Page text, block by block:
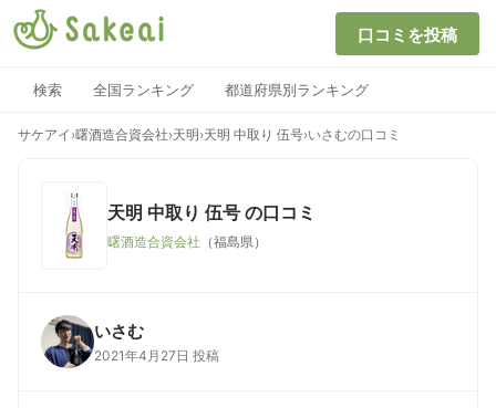
口コミを投稿
検索 全国ランキング 都道府県別ランキング
サケアイ ›曙酒造合資会社›天明›天明 中取り 伍号›いさむの口コミ
天明 中取り 伍号 の口コミ
曙酒造合資会社 （福島県）
いさむ
2021年4月27日 投稿